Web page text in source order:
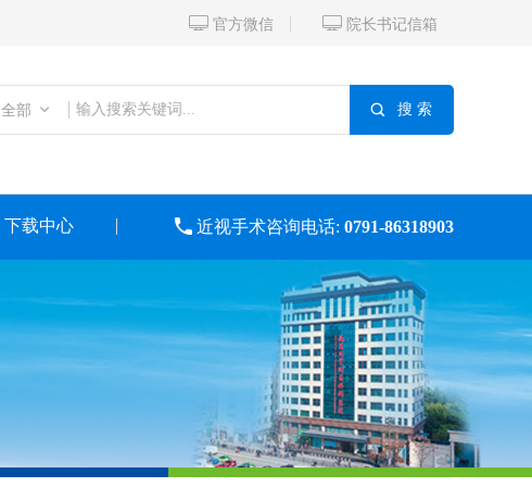
 官方微信  院长书记信箱
全部  搜 索
下载中心  近视手术咨询电话: 0791-86318903